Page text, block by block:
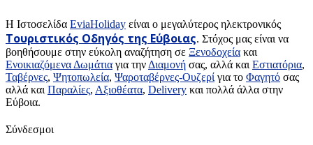
H Ιστοσελίδα EviaHoliday είναι ο μεγαλύτερος ηλεκτρονικός
Τουριστικός Οδηγός της Εύβοιας. Στόχος μας είναι να
βοηθήσουμε στην εύκολη αναζήτηση σε Ξενοδοχεία και
Ενοικιαζόμενα Δωμάτια για την Διαμονή σας, αλλά και Εστιατόρια,
Ταβέρνες, Ψητοπωλεία, Ψαροταβέρνες-Ουζερί για το Φαγητό σας
αλλά και Παραλίες, Αξιοθέατα, Delivery και πολλά άλλα στην
Εύβοια.
Σύνδεσμοι